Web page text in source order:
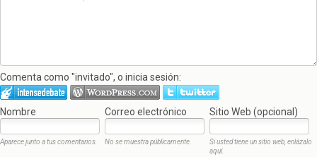
Comenta como "invitado", o inicia sesión:
Nombre Correo electrónico Sitio Web (opcional)
Aparece junto a tus comentarios. No se muestra públicamente.
Si usted tiene un sitio web, enlázalo
aquí.